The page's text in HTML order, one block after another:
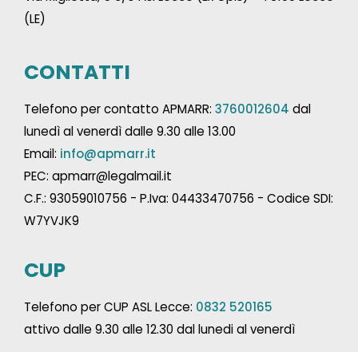
(LE)
CONTATTI
Telefono per contatto APMARR: 3760012604 dal
lunedì al venerdì dalle 9.30 alle 13.00
Email: info@apmarr.it
PEC: apmarr@legalmail.it
C.F.: 93059010756 - P.Iva: 04433470756 - Codice SDI:
W7YVJK9
CUP
Telefono per CUP ASL Lecce: 0832 520165
attivo dalle 9.30 alle 12.30 dal lunedi al venerdì